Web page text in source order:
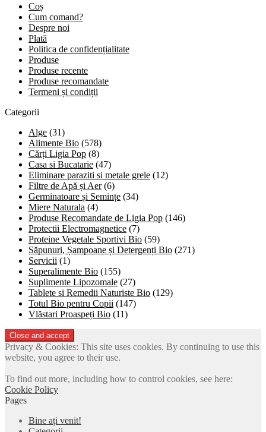
Coș
Cum comand?
Despre noi
Plată
Politica de confidențialitate
Produse
Produse recente
Produse recomandate
Termeni și condiții
Categorii
Alge (31)
Alimente Bio (578)
Cărți Ligia Pop (8)
Casa si Bucatarie (47)
Eliminare paraziti si metale grele (12)
Filtre de Apă și Aer (6)
Germinatoare și Semințe (34)
Miere Naturala (4)
Produse Recomandate de Ligia Pop (146)
Protectii Electromagnetice (7)
Proteine Vegetale Sportivi Bio (59)
Săpunuri, Șampoane și Detergenți Bio (271)
Servicii (1)
Superalimente Bio (155)
Suplimente Lipozomale (27)
Tablete si Remedii Naturiste Bio (129)
Totul Bio pentru Copii (147)
Vlăstari Proaspeți Bio (11)
Privacy & Cookies: This site uses cookies. By continuing to use this
website, you agree to their use.
To find out more, including how to control cookies, see here:
Cookie Policy
Pages
Bine ați venit!